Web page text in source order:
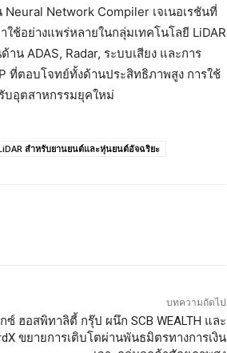
Network Compiler เจเนอเรชันที่
ช้อย่างแพร่หลายในกลุ่มเทคโนโลยี LiDAR
ADAS, Radar, ระบบเสียง และการ
ที่ตอบโจทย์ทั้งด้านประสิทธิภาพสูง การใช้
บอุตสาหกรรมยุคใหม่
สำหรับยานยนต์และหุ่นยนต์อัจฉริยะ
บทความถัดไป
ซ์ ฮอสพิทาลิตี้ กรุ๊ป ผนึก SCB WEALTH และ
ขยายการเติบโตผ่านพันธมิตรทางการเงิน